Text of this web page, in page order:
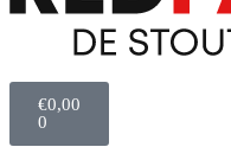
€0,00
0